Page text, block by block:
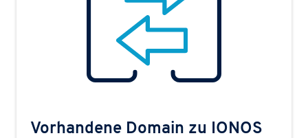
Vorhandene Domain zu IONOS